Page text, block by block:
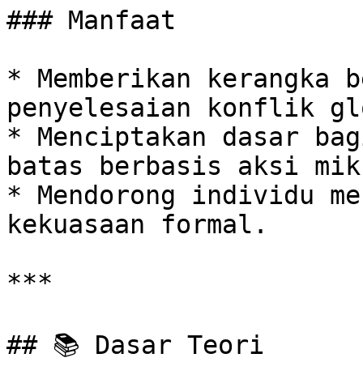
### Manfaat
* Memberikan
penyelesaian konflik
* Menciptakan dasar
batas berbasis aksi
* Mendorong individu
kekuasaan formal.
***
## 📚 Dasar Teori